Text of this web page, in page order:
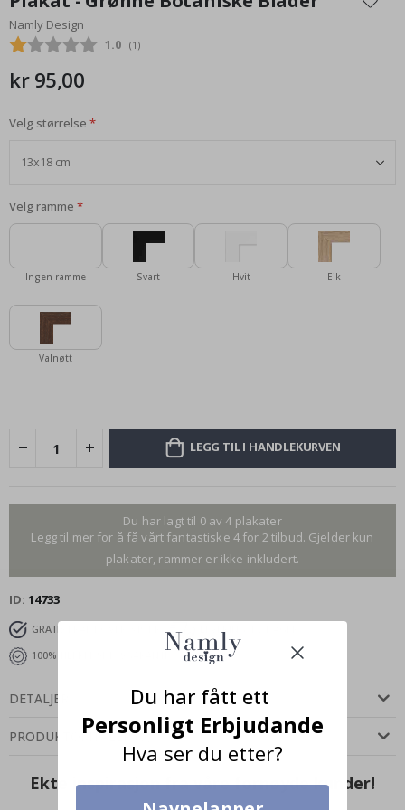
begynnelsen
av
bildegalleri
Namly Design
Gjennomsnittskarakter:
1.0 (stemmer:
1 )
kr 95,00
Velg størrelse
Velg ramme
Ingen ramme Svart Hvit Eik
Valnøtt
LEGG TIL I HANDLEKURVEN
Du har lagt til 0 av 4 plakater
Legg til mer for å få vårt fantastiske 4 for 2 tilbud. Gjelder kun
plakater, rammer er ikke inkludert.
ID 14733
GRATIS FRAKT OVER 349 KR
100% TILFREDSHETSGARANTI
DETALJER
PRODUKTOMTALER(0)
Ekte inspirasjon fra våre fornøyde kunder!
Du har fått ett
Personligt Erbjudande
Hva ser du etter?